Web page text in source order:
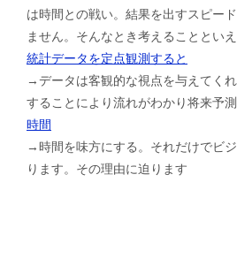
は時間との戦い。結果を出すスピー
ません。そんなとき考えることとい
統計データを定点観測すると
→データは客観的な視点を与えてく
することにより流れがわかり将来予
時間
→時間を味方にする。それだけでビ
ります。その理由に迫ります